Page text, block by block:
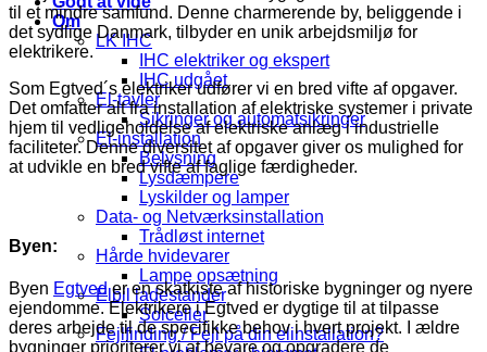
Om
LK IHC
IHC elektriker og ekspert
IHC udgået
El-tavler
Sikringer og automatsikringer
El-installation
Belysning
Lysdæmpere
Lyskilder og lamper
Data- og Netværksinstallation
Trådløst internet
Hårde hvidevarer
Lampe opsætning
Elbil ladestander
Solceller
Fejlfinding / Fejl på din elinstallation?
til et mindre samfund. Denne charmerende by, beliggende i
det sydlige Danmark, tilbyder en unik arbejdsmiljø for
elektrikere.
Som Egtved´s elektriker udfører vi en bred vifte af opgaver.
Det omfatter alt fra installation af elektriske systemer i private
hjem til vedligeholdelse af elektriske anlæg i industrielle
faciliteter. Denne diversitet af opgaver giver os mulighed for
at udvikle en bred vifte af faglige færdigheder.
Byen:
Byen Egtveder en skatkiste af historiske bygninger og nyere
ejendomme. Elektrikere i Egtved er dygtige til at tilpasse
deres arbejde til de specifikke behov i hvert projekt. I ældre
bygninger prioriterer vi at bevare og opgradere de